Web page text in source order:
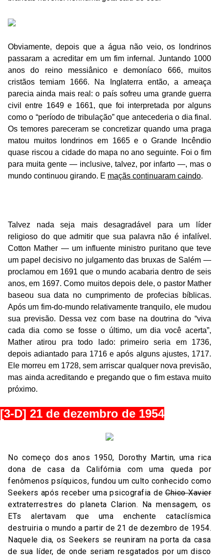
Obviamente, depois que a água não veio, os londrinos
passaram a acreditar em um fim infernal. Juntando 1000
anos do reino messiânico e demoníaco 666, muitos
cristãos temiam 1666. Na Inglaterra então, a ameaça
parecia ainda mais real: o país sofreu uma grande guerra
civil entre 1649 e 1661, que foi interpretada por alguns
como o “período de tribulação” que antecederia o dia final.
Os temores pareceram se concretizar quando uma praga
matou muitos londrinos em 1665 e o Grande Incêndio
quase riscou a cidade do mapa no ano seguinte. Foi o fim
para muita gente — inclusive, talvez, por infarto —, mas o
mundo continuou girando. E maçãs continuaram caindo.
Talvez nada seja mais desagradável para um líder
religioso do que admitir que sua palavra não é infalível.
Cotton Mather — um influente ministro puritano que teve
um papel decisivo no julgamento das bruxas de Salém —
proclamou em 1691 que o mundo acabaria dentro de seis
anos, em 1697. Como muitos depois dele, o pastor Mather
baseou sua data no cumprimento de profecias bíblicas.
Após um fim-do-mundo relativamente tranquilo, ele mudou
sua previsão. Dessa vez com base na doutrina do “viva
cada dia como se fosse o último, um dia você acerta”,
Mather atirou pra todo lado: primeiro seria em 1736,
depois adiantado para 1716 e após alguns ajustes, 1717.
Ele morreu em 1728, sem arriscar qualquer nova previsão,
mas ainda acreditando e pregando que o fim estava muito
próximo.
[3-D] 21 de dezembro de 1954
No começo dos anos 1950, Dorothy Martin, uma rica
dona de casa da Califórnia com uma queda por
fenômenos psíquicos, fundou um culto conhecido como
Seekers após receber uma psicografia deChico Xavier
extraterrestres do planeta Clarion. Na mensagem, os
ETs alertavam que uma enchente cataclísmica
destruiria o mundo a partir de 21 de dezembro de 1954.
Naquele dia, os Seekers se reuniram na porta da casa
de sua líder, de onde seriam resgatados por um disco